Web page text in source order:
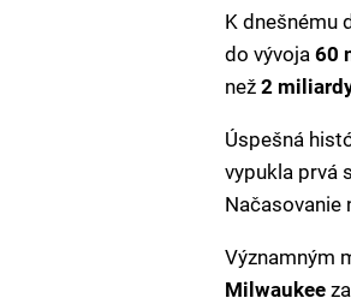
K dnešnému
do vývoja 60
než 2
Úspešná
vypukla prvá
Načasovanie
Významným
Milwaukee